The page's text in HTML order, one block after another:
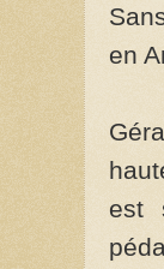
en
est